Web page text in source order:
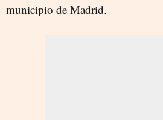
municipio de Madrid.